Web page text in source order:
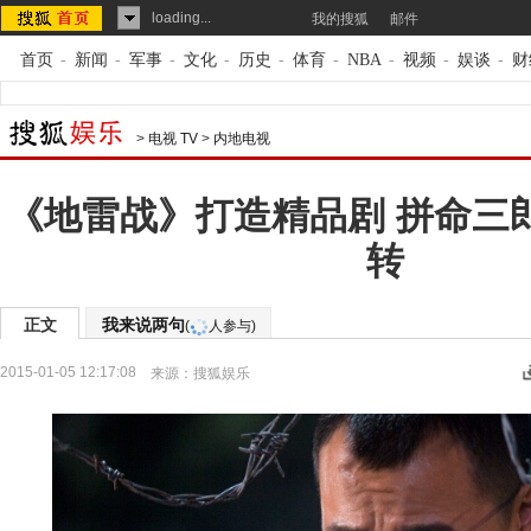
loading... 我的搜狐 邮件
首页 - 新闻 - 军事 - 文化 - 历史 - 体育 - NBA - 视频 - 娱谈 -
> 电视 TV > 内地电视
《地雷战》打造精品剧 拼命
转
正文 我来说两句( 人参与)
2015-01-05 12:17:08 来源： 搜狐娱乐